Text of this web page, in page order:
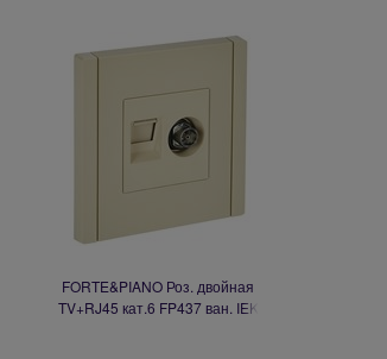
FORTE&PIANO Роз. двойная
TV+RJ45 кат.6 FP437 ван. IEK